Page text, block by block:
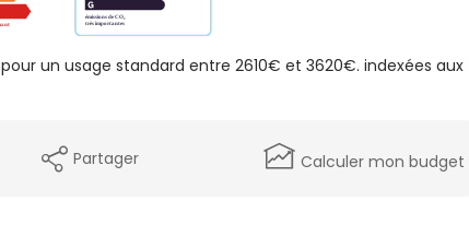
un usage standard entre 2610€ et 3620€. indexées aux
Partager Calculer mon budget